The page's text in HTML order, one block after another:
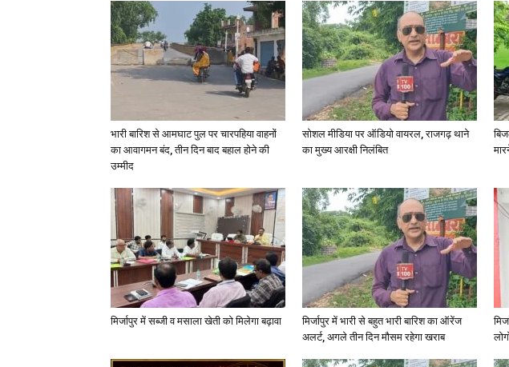
भारी बारिश से आमघाट पुल पर चारपहिया वाहनों
का आवागमन बंद, तीन दिन बाद बहाल होने की
उम्मीद
सोशल मीडिया पर ऑडियो वायरल, राजगढ़ थाने
का मुख्य आरक्षी निलंबित
मिर्जापुर में सब्जी व मसाला खेती को मिलेगा बढ़ावा
मिर्जापुर में भारी से बहुत भारी बारिश का ऑरेंज
अलर्ट, अगले तीन दिन मौसम रहेगा खराब